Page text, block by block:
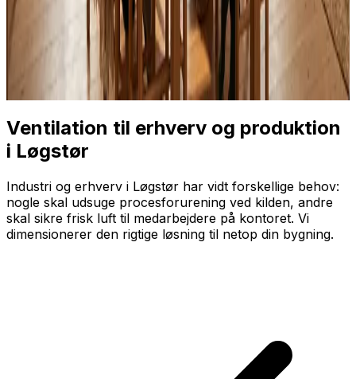
Ventilation til erhverv og produktion
i Løgstør
Industri og erhverv i Løgstør har vidt forskellige behov:
nogle skal udsuge proces­forurening ved kilden, andre
skal sikre frisk luft til medarbejdere på kontoret. Vi
dimensionerer den rigtige løsning til netop din bygning.